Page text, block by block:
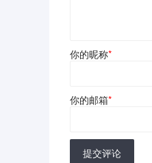
你的昵称*
你的邮箱*
提交评论